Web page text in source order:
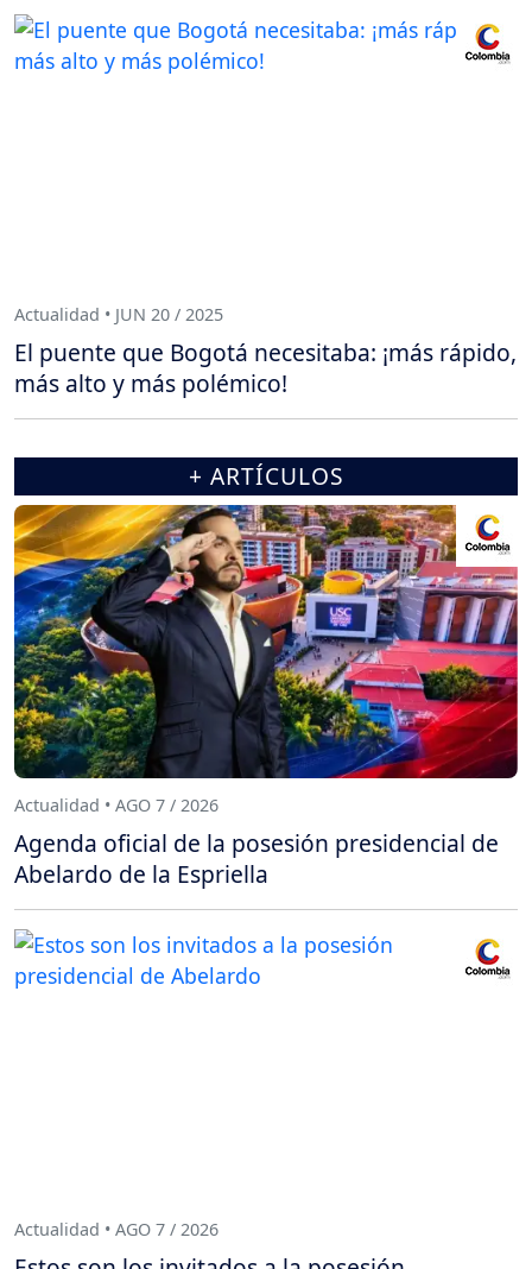
Actualidad • JUN 20 / 2025
El puente que Bogotá necesitaba: ¡más rápido,
más alto y más polémico!
+ ARTÍCULOS
Actualidad • AGO 7 / 2026
Agenda oficial de la posesión presidencial de
Abelardo de la Espriella
Actualidad • AGO 7 / 2026